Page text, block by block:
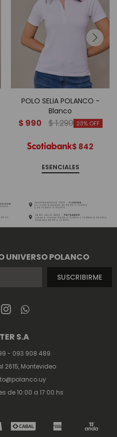
POLO SELIA POLANCO -
Blanco
$ 990 $1.290 23
$ 842
ESENCIALES
 
S.A
- 093 908 489
2615, Montevideo
de 10:00 a 17:00 hs
UNIVERSO POLANCO
SUSCRIBIRME